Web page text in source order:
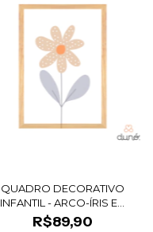
QUADRO DECORATIVO
INFANTIL - ARCO-ÍRIS E...
R$89,90